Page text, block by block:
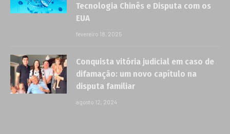
Tecnologia Chinês e Disputa com os
EUA
fevereiro 18, 2025
Conquista vitória judicial em caso de
difamação: um novo capítulo na
disputa familiar
agosto 12, 2024